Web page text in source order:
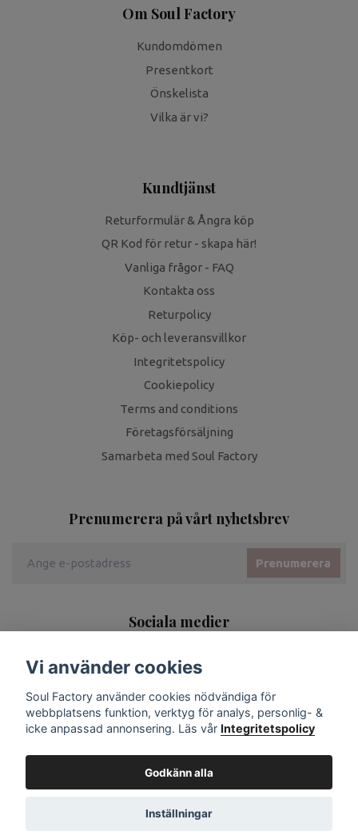
Om Soul Factory
Kundomdömen
Presentkort
Önskelista
Vilka är vi?
Kundtjänst
Returformulär & Ångra köp
QR Kod för retur - skapa här!
Vanliga frågor - FAQ
Kontakta oss
Returpolicy
Köp- och leveransvillkor
Integritetspolicy
Cookiepolicy
Terms and conditions
Företagsförsäljning
Samarbeta med Soul Factory
Prenumerera på vårt nyhetsbrev
Prenumerera
Sociala medier
© 2026 Soul Factory
Vi använder cookies
Soul Factory använder cookies nödvändiga för
webbplatsens funktion, verktyg för analys, personlig- &
icke anpassad annonsering. Läs vår Integritetspolicy
Godkänn alla
Inställningar